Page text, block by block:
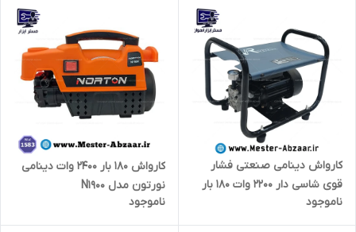
کارواش دینامی صنعتی فشار
قوی شاسی دار 2200 وات 180 بار
ویوارکس گارانتی یک ساله مدل
VIVAREX VR6180-PW
ناموجود
کارواش ۱۸۰ بار 2400 وات دینامی
نورتون مدل N1900
ناموجود